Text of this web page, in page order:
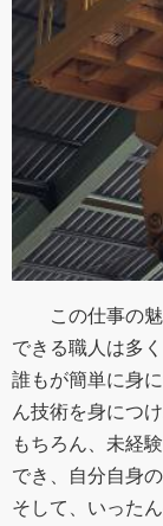
この仕事の魅
できる職人は多
誰もが簡単に身
ん技術を身につ
もちろん、未経
でき、自分自身
そして、いった